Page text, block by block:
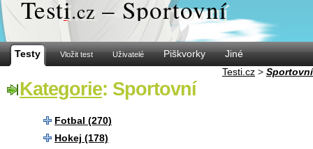
Testi.cz – Sportovní
Testy Vložit test Uživatelé Piškvorky
Jiné
Testi.cz > Sportovní
Kategorie: Sportovní
Fotbal (270)
Hokej (178)